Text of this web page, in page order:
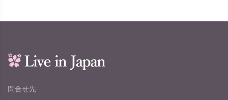
問合せ先